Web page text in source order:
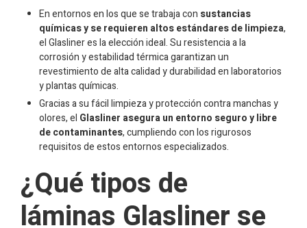
En entornos en los que se trabaja con sustancias
químicas y se requieren altos estándares de limpieza,
el Glasliner es la elección ideal. Su resistencia a la
corrosión y estabilidad térmica garantizan un
revestimiento de alta calidad y durabilidad en laboratorios
y plantas químicas.
Gracias a su fácil limpieza y protección contra manchas y
olores, el Glasliner asegura un entorno seguro y libre
de contaminantes, cumpliendo con los rigurosos
requisitos de estos entornos especializados.
¿Qué tipos de
láminas Glasliner se